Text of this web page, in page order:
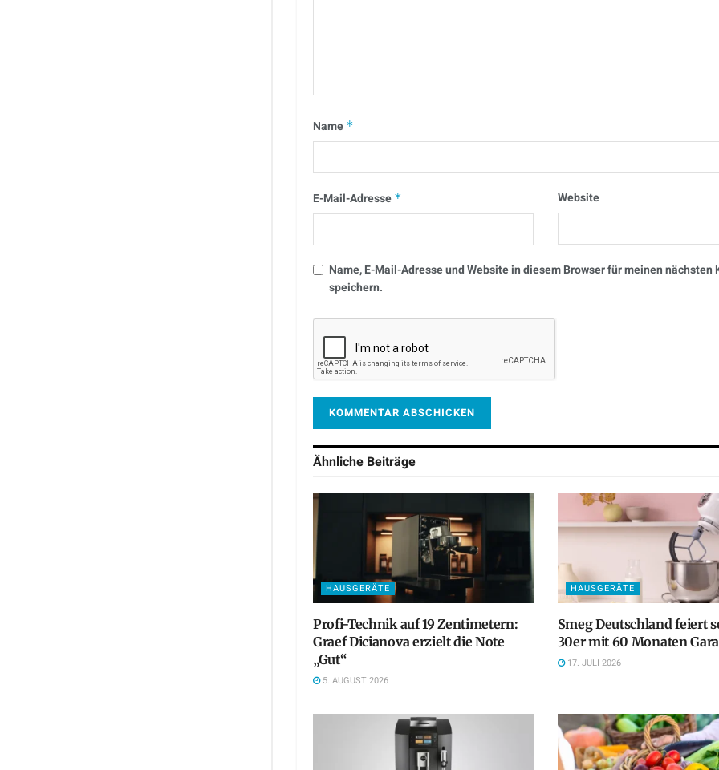
Name *
E-Mail-Adresse * Website
Name, E-Mail-Adresse und Website in diesem Browser für meinen nächsten
speichern.
Ähnliche Beiträge
HAUSGERÄTE
Profi-Technik auf 19 Zentimetern:
Graef Dicianova erzielt die Note
„Gut“
5. AUGUST 2026
HAUSGERÄTE
Smeg Deutschland feiert
30er mit 60 Monaten
17. JULI 2026